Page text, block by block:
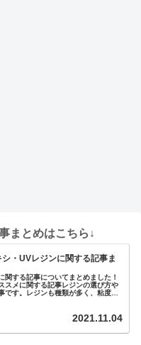
まとめはこちら↓
シ・UVレジンに関する記事ま
関する記事についてまとめました！
スメに関する記事レジンの選び方や
です。レジンも種類が多く、粘度や
2021.11.04